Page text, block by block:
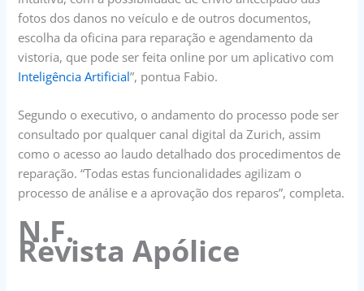
fotos dos danos no veículo e de outros documentos,
escolha da oficina para reparação e agendamento da
vistoria, que pode ser feita online por um aplicativo com
Inteligência Artificial”, pontua Fabio.
Segundo o executivo, o andamento do processo pode ser
consultado por qualquer canal digital da Zurich, assim
como o acesso ao laudo detalhado dos procedimentos de
reparação. “Todas estas funcionalidades agilizam o
processo de análise e a aprovação dos reparos”, completa.
N.F.
Revista Apólice